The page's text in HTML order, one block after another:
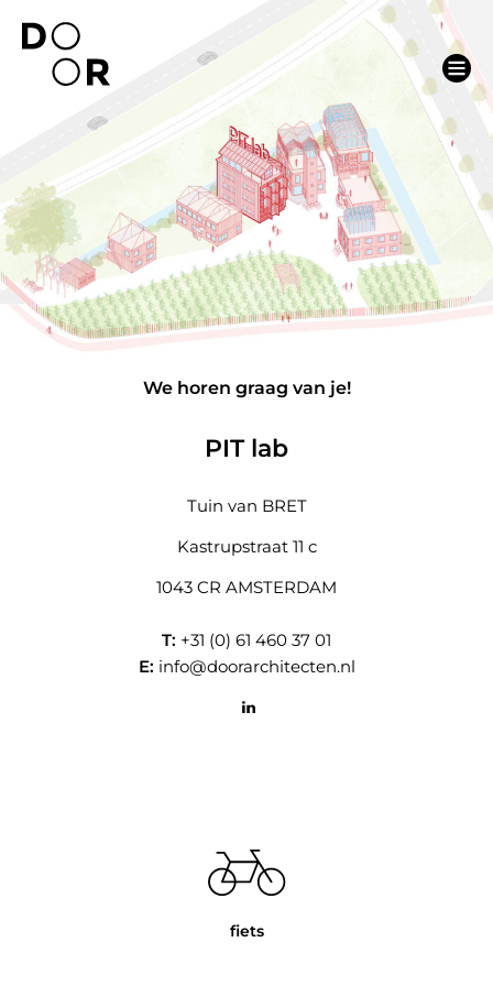
We horen graag van je!
PIT lab
Tuin van BRET
Kastrupstraat 11 c
1043 CR AMSTERDAM
T: +31 (0) 61 460 37 01
E: info@doorarchitecten.nl
fiets
Kom je op de fiets? We hebben een fijne overdekte